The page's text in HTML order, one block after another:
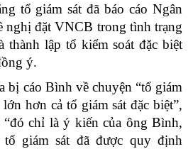
tổ giám sát đã báo cáo Ngân
nghị đặt VNCB trong tình trạng
thành lập tổ kiểm soát đặc biệt
ý.
bị cáo Bình về chuyện “tổ giám
hơn cả tổ giám sát đặc biệt”,
“đó chỉ là ý kiến của ông Bình,
tổ giám sát đã được quy định